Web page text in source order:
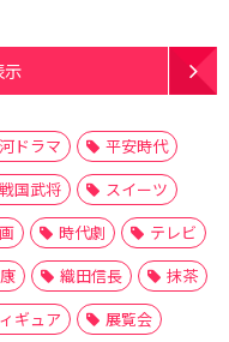
示
ドラマ
平安時代
戦国武将
スイーツ
時代劇
テレビ
織田信長
抹茶
ギュア
展覧会